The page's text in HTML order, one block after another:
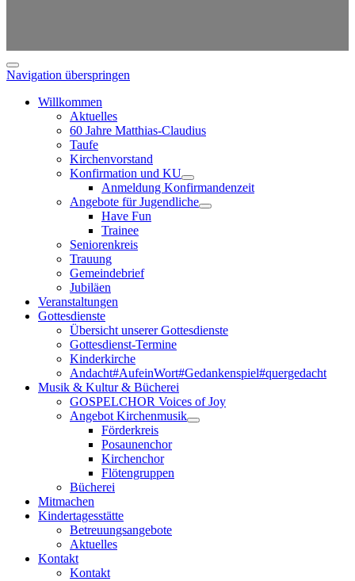
Navigation überspringen
Willkommen
Aktuelles
60 Jahre Matthias-Claudius
Taufe
Kirchenvorstand
Konfirmation und KU
Anmeldung Konfirmandenzeit
Angebote für Jugendliche
Have Fun
Trainee
Seniorenkreis
Trauung
Gemeindebrief
Jubiläen
Veranstaltungen
Gottesdienste
Übersicht unserer Gottesdienste
Gottesdienst-Termine
Kinderkirche
Andacht#AufeinWort#Gedankenspiel#quergedacht
Musik & Kultur & Bücherei
GOSPELCHOR Voices of Joy
Angebot Kirchenmusik
Förderkreis
Posaunenchor
Kirchenchor
Flötengruppen
Bücherei
Mitmachen
Kindertagesstätte
Betreuungsangebote
Aktuelles
Kontakt
Kontakt